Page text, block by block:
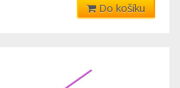
Do košíku